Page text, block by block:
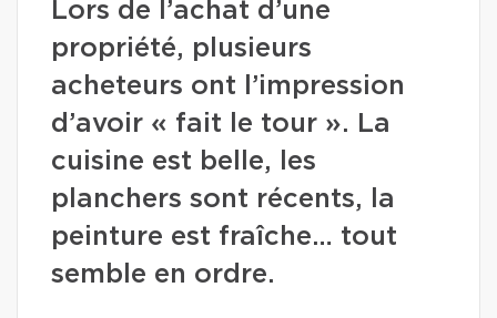
Lors de l’achat d’une
propriété, plusieurs
acheteurs ont l’impression
d’avoir « fait le tour ». La
cuisine est belle, les
planchers sont récents, la
peinture est fraîche… tout
semble en ordre.